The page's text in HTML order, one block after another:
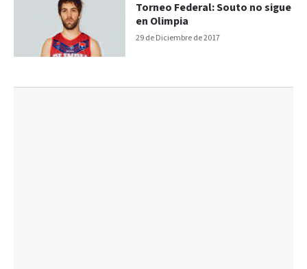
29 de Diciembre de 2017
Torneo Federal: Souto no sigue
en Olimpia